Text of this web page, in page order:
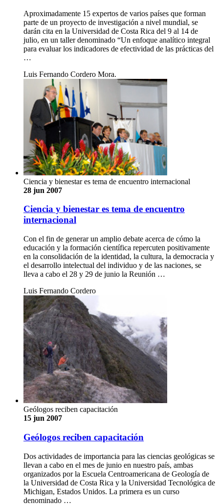
Aproximadamente 15 expertos de varios países que forman
parte de un proyecto de investigación a nivel mundial, se
darán cita en la Universidad de Costa Rica del 9 al 14 de
julio, en un taller denominado “Un enfoque analítico integral
para evaluar los indicadores de efectividad de las prácticas del
…
Luis Fernando Cordero Mora.
Ciencia y bienestar es tema de encuentro internacional
28 jun 2007
Ciencia y bienestar es tema de encuentro
internacional
Con el fin de generar un amplio debate acerca de cómo la
educación y la formación científica repercuten positivamente
en la consolidación de la identidad, la cultura, la democracia y
el desarrollo intelectual del individuo y de las naciones, se
lleva a cabo el 28 y 29 de junio la Reunión …
Luis Fernando Cordero
Geólogos reciben capacitación
15 jun 2007
Geólogos reciben capacitación
Dos actividades de importancia para las ciencias geológicas se
llevan a cabo en el mes de junio en nuestro país, ambas
organizados por la Escuela Centroamericana de Geología de
la Universidad de Costa Rica y la Universidad Tecnológica de
Michigan, Estados Unidos. La primera es un curso
denominado …